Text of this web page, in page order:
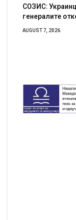
СОЗИС:
генералите
AUGUST 7, 2026